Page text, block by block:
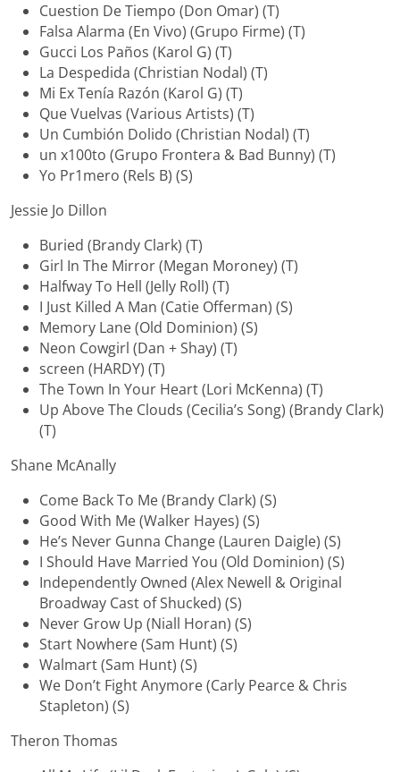
Cuestion De Tiempo (Don Omar) (T)
Falsa Alarma (En Vivo) (Grupo Firme) (T)
Gucci Los Paños (Karol G) (T)
La Despedida (Christian Nodal) (T)
Mi Ex Tenía Razón (Karol G) (T)
Que Vuelvas (Various Artists) (T)
Un Cumbión Dolido (Christian Nodal) (T)
un x100to (Grupo Frontera & Bad Bunny) (T)
Yo Pr1mero (Rels B) (S)
Jessie Jo Dillon
Buried (Brandy Clark) (T)
Girl In The Mirror (Megan Moroney) (T)
Halfway To Hell (Jelly Roll) (T)
I Just Killed A Man (Catie Offerman) (S)
Memory Lane (Old Dominion) (S)
Neon Cowgirl (Dan + Shay) (T)
screen (HARDY) (T)
The Town In Your Heart (Lori McKenna) (T)
Up Above The Clouds (Cecilia’s Song) (Brandy Clark)
(T)
Shane McAnally
Come Back To Me (Brandy Clark) (S)
Good With Me (Walker Hayes) (S)
He’s Never Gunna Change (Lauren Daigle) (S)
I Should Have Married You (Old Dominion) (S)
Independently Owned (Alex Newell & Original
Broadway Cast of Shucked) (S)
Never Grow Up (Niall Horan) (S)
Start Nowhere (Sam Hunt) (S)
Walmart (Sam Hunt) (S)
We Don’t Fight Anymore (Carly Pearce & Chris
Stapleton) (S)
Theron Thomas